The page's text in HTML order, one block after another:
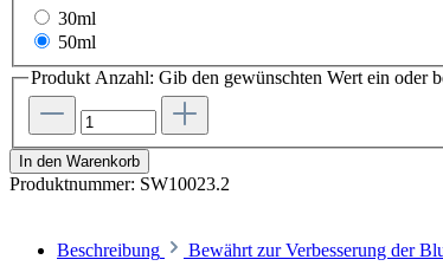
30ml
50ml
Produkt Anzahl: Gib den gewünschten Wert ein oder
In den Warenkorb
Produktnummer: SW10023.2
Beschreibung Bewährt zur Verbesserung der